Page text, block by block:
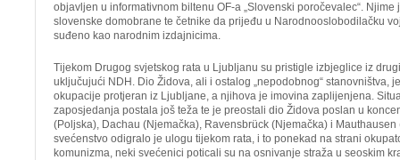
objavljen u informativnom biltenu OF-a „Slovenski poročevalec“. Njime
slovenske domobrane te četnike da prijeđu u Narodnooslobodilačku
suđeno kao narodnim izdajnicima.
Tijekom Drugog svjetskog rata u Ljubljanu su pristigle izbjeglice iz
uključujući NDH. Dio Židova, ali i ostalog „nepodobnog“ stanovništva,
okupacije protjeran iz Ljubljane, a njihova je imovina zaplijenjena.
zaposjedanja postala još teža te je preostali dio Židova poslan u
(Poljska), Dachau (Njemačka), Ravensbrück (Njemačka) i Mauthausen
svećenstvo odigralo je ulogu tijekom rata, i to ponekad na strani
komunizma, neki svećenici poticali su na osnivanje straža u seoskim